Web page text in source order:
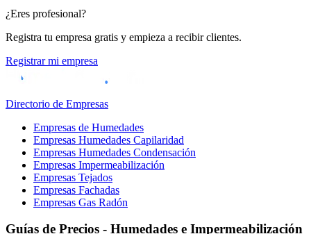
¿Eres profesional?
Registra tu empresa gratis y empieza a recibir clientes.
Registrar mi empresa
Directorio de Empresas
Empresas de Humedades
Empresas Humedades Capilaridad
Empresas Humedades Condensación
Empresas Impermeabilización
Empresas Tejados
Empresas Fachadas
Empresas Gas Radón
Guías de Precios - Humedades e Impermeabilización